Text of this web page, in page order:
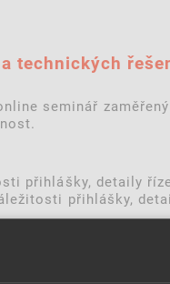
technických
seminář
přihlášky, detaily
přihlášky,